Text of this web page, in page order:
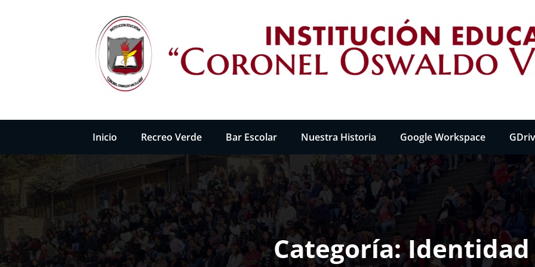
INSTITUCIÓN EDUCATIVA "CORONEL OSWALDO VACA LARA"
Inicio Recreo Verde Bar Escolar Nuestra Historia Google Workspace
Categoría: Identidad